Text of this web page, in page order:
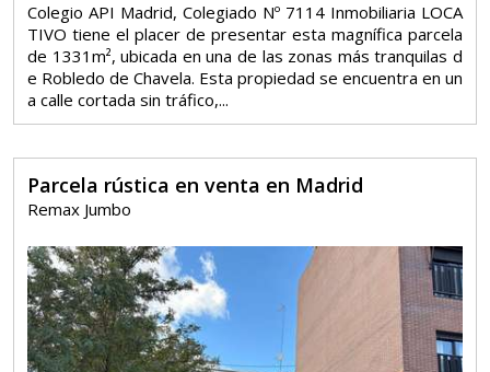
Colegio API Madrid, Colegiado Nº 7114 Inmobiliaria LOCA
TIVO tiene el placer de presentar esta magnífica parcela
de 1331m², ubicada en una de las zonas más tranquilas d
e Robledo de Chavela. Esta propiedad se encuentra en un
a calle cortada sin tráfico,...
Parcela rústica en venta en Madrid
Remax Jumbo